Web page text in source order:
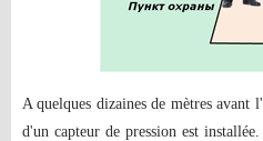
A quelques dizaines de mètres
d'un capteur de pression est